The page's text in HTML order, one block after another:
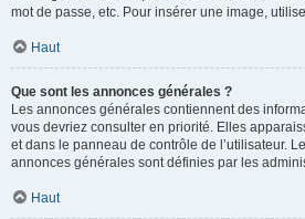
mot de passe, etc. Pour insérer une image,
Haut
Que sont les annonces générales ?
Les annonces générales contiennent des
vous devriez consulter en priorité. Elles
et dans le panneau de contrôle de l’utilisateur.
annonces générales sont définies par les
Haut